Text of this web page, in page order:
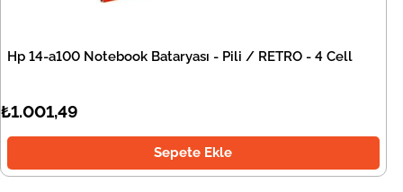
Hp 14-a100 Notebook Bataryası - Pili / RETRO - 4 Cell
₺1.001,49
Sepete Ekle